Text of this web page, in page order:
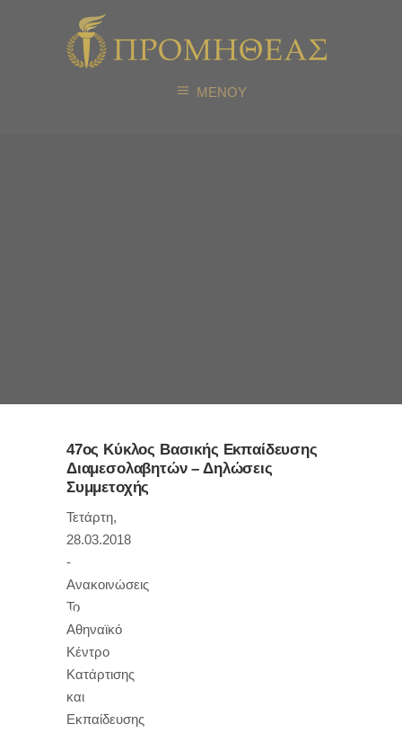
ΜΕΝΟΥ
Νοέμβριος 2020
47ος Κύκλος Βασικής Εκπαίδευσης
Διαμεσολαβητών – Δηλώσεις
Συμμετοχής
Τετάρτη,
28.03.2018
-
Ανακοινώσεις
To
Αθηναϊκό
Κέντρο
Κατάρτισης
και
Εκπαίδευσης